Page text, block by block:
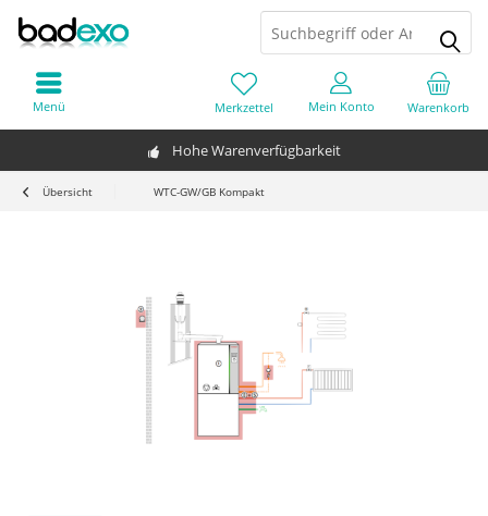
Hohe Warenverfügbarkeit
Warenkorb
Merkzettel Mein Konto
Menü
Übersicht WTC-GW/GB Kompakt